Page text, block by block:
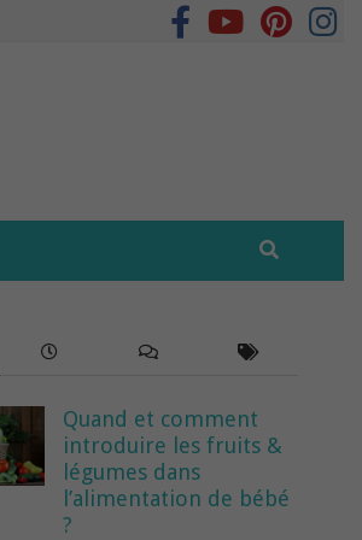
Quand et comment
introduire les fruits &
légumes dans
l’alimentation de bébé
?